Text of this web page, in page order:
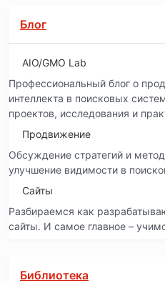
Блог
AIO/GMO Lab
Профессиональный блог о
интеллекта в поисковых
проектов, исследования и
Продвижение
Обсуждение стратегий и
улучшение видимости в
Сайты
Разбираемся как
сайты. И самое главное –
Библиотека